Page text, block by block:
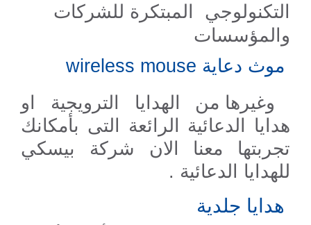
التكنولوجي المبتكرة للشركات
والمؤسسات
موث دعاية wireless mouse
وغيرها من الهدايا الترويجية او
هدايا الدعائية الرائعة التى بأمكانك
تجربتها معنا الان شركة بيسكي
للهدايا الدعائية .
هدايا جلدية